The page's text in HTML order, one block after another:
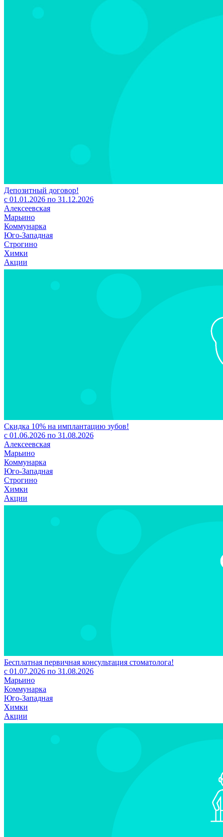
Депозитный договор!
с 01.01.2026 по 31.12.2026
Алексеевская
Марьино
Коммунарка
Юго-Западная
Строгино
Химки
Акции
Скидка 10% на имплантацию зубов!
с 01.06.2026 по 31.08.2026
Алексеевская
Марьино
Коммунарка
Юго-Западная
Строгино
Химки
Акции
Бесплатная первичная консультация стоматолога!
с 01.07.2026 по 31.08.2026
Марьино
Коммунарка
Юго-Западная
Химки
Акции